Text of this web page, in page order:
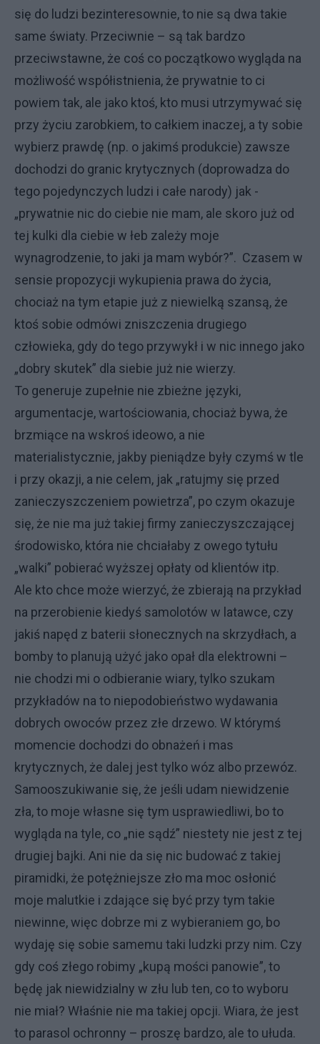
się do ludzi bezinteresownie, to nie są dwa takie
same światy. Przeciwnie – są tak bardzo
przeciwstawne, że coś co początkowo wygląda na
możliwość współistnienia, że prywatnie to ci
powiem tak, ale jako ktoś, kto musi utrzymywać się
przy życiu zarobkiem, to całkiem inaczej, a ty sobie
wybierz prawdę (np. o jakimś produkcie) zawsze
dochodzi do granic krytycznych (doprowadza do
tego pojedynczych ludzi i całe narody) jak -
„prywatnie nic do ciebie nie mam, ale skoro już od
tej kulki dla ciebie w łeb zależy moje
wynagrodzenie, to jaki ja mam wybór?”. Czasem w
sensie propozycji wykupienia prawa do życia,
chociaż na tym etapie już z niewielką szansą, że
ktoś sobie odmówi zniszczenia drugiego
człowieka, gdy do tego przywykł i w nic innego jako
„dobry skutek” dla siebie już nie wierzy.
To generuje zupełnie nie zbieżne języki,
argumentacje, wartościowania, chociaż bywa, że
brzmiące na wskroś ideowo, a nie
materialistycznie, jakby pieniądze były czymś w tle
i przy okazji, a nie celem, jak „ratujmy się przed
zanieczyszczeniem powietrza”, po czym okazuje
się, że nie ma już takiej firmy zanieczyszczającej
środowisko, która nie chciałaby z owego tytułu
„walki” pobierać wyższej opłaty od klientów itp.
Ale kto chce może wierzyć, że zbierają na przykład
na przerobienie kiedyś samolotów w latawce, czy
jakiś napęd z baterii słonecznych na skrzydłach, a
bomby to planują użyć jako opał dla elektrowni –
nie chodzi mi o odbieranie wiary, tylko szukam
przykładów na to niepodobieństwo wydawania
dobrych owoców przez złe drzewo. W którymś
momencie dochodzi do obnażeń i mas
krytycznych, że dalej jest tylko wóz albo przewóz.
Samooszukiwanie się, że jeśli udam niewidzenie
zła, to moje własne się tym usprawiedliwi, bo to
wygląda na tyle, co „nie sądź” niestety nie jest z tej
drugiej bajki. Ani nie da się nic budować z takiej
piramidki, że potężniejsze zło ma moc osłonić
moje malutkie i zdające się być przy tym takie
niewinne, więc dobrze mi z wybieraniem go, bo
wydaję się sobie samemu taki ludzki przy nim. Czy
gdy coś złego robimy „kupą mości panowie”, to
będę jak niewidzialny w złu lub ten, co to wyboru
nie miał? Właśnie nie ma takiej opcji. Wiara, że jest
to parasol ochronny – proszę bardzo, ale to ułuda.